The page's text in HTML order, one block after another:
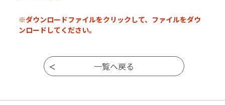
※ダウンロードファイルをクリックして、ファイルをダウ
ンロードしてください。